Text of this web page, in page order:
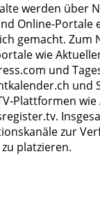
werden über
Online-
gemacht. Zum
wie
und
und
Plattformen
zur
platzieren.